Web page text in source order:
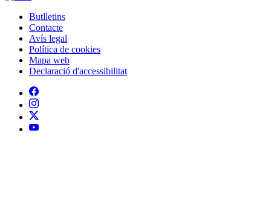
Mapa web
Declaració d'accessibilitat